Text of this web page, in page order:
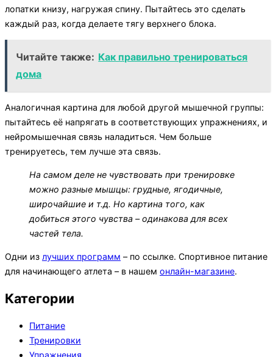
лопатки книзу, нагружая спину. Пытайтесь это сделать
каждый раз, когда делаете тягу верхнего блока.
Читайте также: Как правильно тренироваться
дома
Аналогичная картина для любой другой мышечной группы:
пытайтесь её напрягать в соответствующих упражнениях, и
нейромышечная связь наладиться. Чем больше
тренируетесь, тем лучше эта связь.
На самом деле не чувствовать при тренировке
можно разные мышцы: грудные, ягодичные,
широчайшие и т.д. Но картина того, как
добиться этого чувства – одинакова для всех
частей тела.
Одни из лучших программ – по ссылке. Спортивное питание
для начинающего атлета – в нашем онлайн-магазине.
Категории
Питание
Тренировки
Упражнения